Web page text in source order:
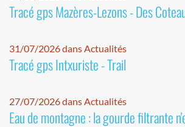
Tracé gps Mazères-Lezons - Des
31/07/2026 dans Actualités
Tracé gps Intxuriste - Trail
27/07/2026 dans Actualités
Eau de montagne : la gourde filtrante